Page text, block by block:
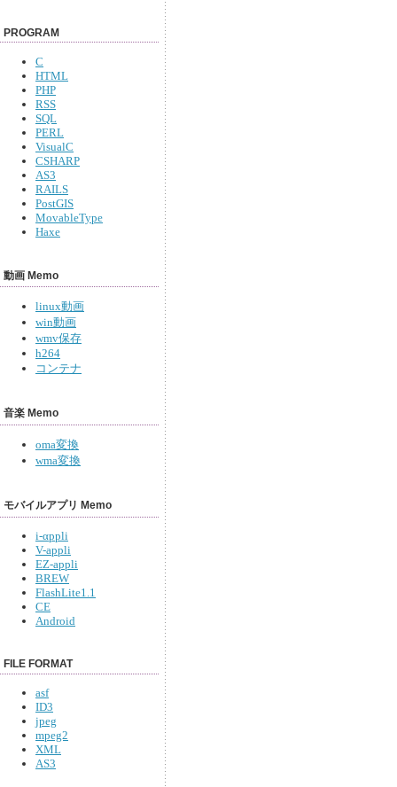
PROGRAM
C
HTML
PHP
RSS
SQL
PERL
VisualC
CSHARP
AS3
RAILS
PostGIS
MovableType
Haxe
動画 Memo
linux動画
win動画
wmv保存
h264
コンテナ
音楽 Memo
oma変換
wma変換
モバイルアプリ Memo
i-αppli
V-appli
EZ-appli
BREW
FlashLite1.1
CE
Android
FILE FORMAT
asf
ID3
jpeg
mpeg2
XML
AS3